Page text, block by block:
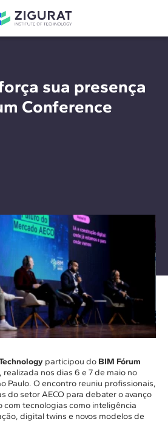
sua presença
Conference
participou do BIM Fórum
, realizada nos dias 6 e 7 de maio no
Paulo. O encontro reuniu profissionais,
do setor AECO para debater o avanço
com tecnologias como inteligência
digital twins e novos modelos de